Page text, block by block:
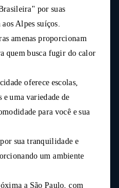
por suas
Alpes suíços.
amenas proporcionam
quem busca fugir do calor
oferece escolas,
e uma variedade de
para você e sua
sua tranquilidade e
um ambiente
a São Paulo, com